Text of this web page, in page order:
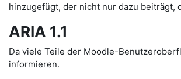
hinzugefügt, der nicht nur dazu beiträgt,
ARIA 1.1
Da viele Teile der Moodle-
informieren.